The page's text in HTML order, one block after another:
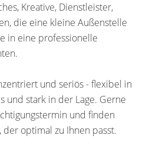
Kreative, Dienstleister,
die eine kleine Außenstelle
in eine professionelle
und seriös - flexibel in
und stark in der Lage. Gerne
und finden
optimal zu Ihnen passt.